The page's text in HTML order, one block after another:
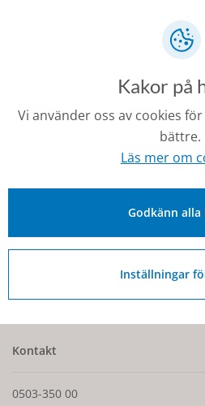
det stöd de behöver. Här hittar
dig som är intresserad av ett
Stöd och hjälp
Här finns information om Hjo
stöd till dig som är förälder och
Senast ändrad:
18 februari 2026
Kontakt
0503-350 00
Kakor på
Vi använder oss av cookies
bättre.
Läs mer om
Godkänn alla
Inställningar